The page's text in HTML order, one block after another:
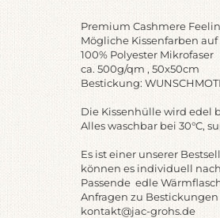
Premium Cashmere
Mögliche Kissenfarben
100% Polyester Mikrofaser
ca. 500g/qm , 50x50cm
Bestickung:
Die Kissenhülle wird edel
Alles waschbar bei 30°C,
Es ist einer unserer
können es individuell
Passende edle
Anfragen zu
kontakt@jac-grohs.de